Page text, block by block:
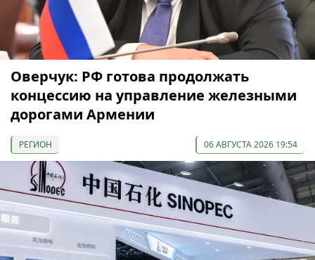
Оверчук: РФ готова продолжать
концессию на управление железными
дорогами Армении
РЕГИОН 06 АВГУСТА 2026 19:54